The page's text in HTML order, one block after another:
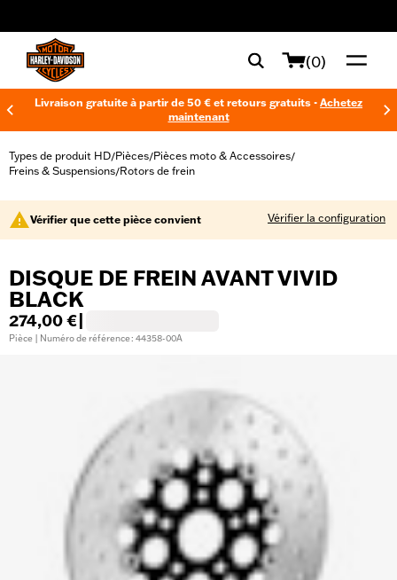
(0)
Livraison gratuite à partir de 50 € et retours gratuits - Achetez
maintenant
Types de produit HD/Pièces/Pièces moto & Accessoires/
Freins & Suspensions/Rotors de frein
Vérifier que cette pièce convient Vérifier la configuration
DISQUE DE FREIN AVANT VIVID
BLACK
274,00 €
Pièce | Numéro de référence : 44358-00A